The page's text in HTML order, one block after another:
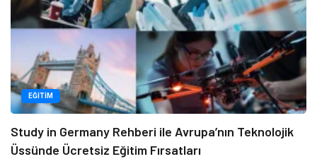
EĞITIM
Study in Germany Rehberi ile Avrupa’nın Teknolojik
Üssünde Ücretsiz Eğitim Fırsatları